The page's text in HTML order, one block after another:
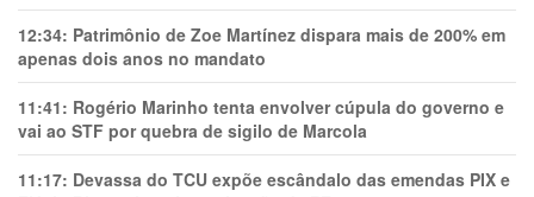
12:34: Patrimônio de Zoe Martínez dispara mais de 200% em
apenas dois anos no mandato
11:41: Rogério Marinho tenta envolver cúpula do governo e
vai ao STF por quebra de sigilo de Marcola
11:17: Devassa do TCU expõe escândalo das emendas PIX e